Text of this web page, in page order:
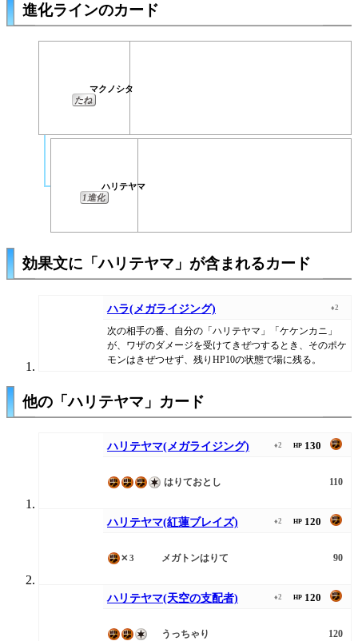
進化ラインのカード
マクノシタ
たね
ハリテヤマ
1進化
効果文に「ハリテヤマ」が含まれるカード
ハラ(メガライジング) ♦2
次の相手の番、自分の「ハリテヤマ」「ケケンカニ」
が、ワザのダメージを受けてきぜつするとき、そのポケ
モンはきぜつせず、残りHP10の状態で場に残る。
他の「ハリテヤマ」カード
ハリテヤマ(メガライジング) ♦2 HP 130
はりておとし 110
ハリテヤマ(紅蓮ブレイズ) ♦2 HP 120
✕3 メガトンはりて 90
ハリテヤマ(天空の支配者) ♦2 HP 120
うっちゃり 120